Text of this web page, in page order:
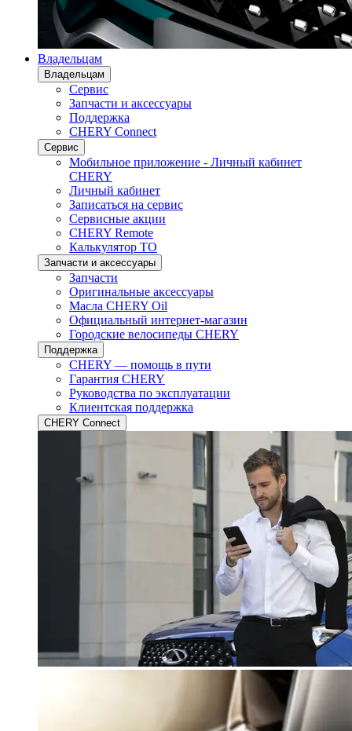
Владельцам
Владельцам
Сервис
Запчасти и аксессуары
Поддержка
CHERY Connect
Сервис
Мобильное приложение - Личный кабинет
CHERY
Личный кабинет
Записаться на сервис
Сервисные акции
CHERY Remote
Калькулятор ТО
Запчасти и аксессуары
Запчасти
Оригинальные аксессуары
Масла CHERY Oil
Официальный интернет-магазин
Городские велосипеды CHERY
Поддержка
CHERY — помощь в пути
Гарантия CHERY
Руководства по эксплуатации
Клиентская поддержка
CHERY Connect